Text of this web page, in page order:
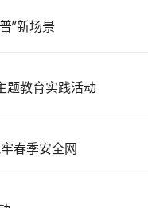
”新场景
题教育实践活动
春季安全网